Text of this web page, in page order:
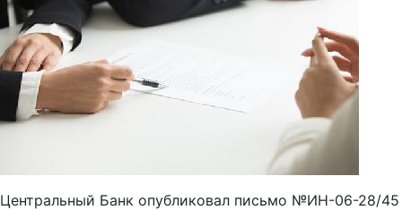
Центральный Банк опубликовал письмо №ИН-06-28/45